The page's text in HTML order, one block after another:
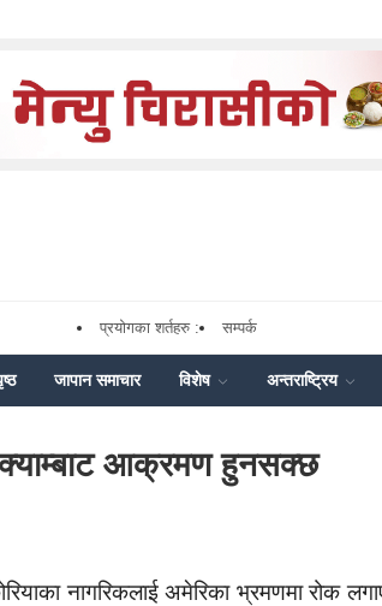
प्रयोगका शर्तहरु : सम्पर्क
जापान समाचार विशेष अन्तराष्ट्रिय
आक्रमण हुनसक्छ
नागरिकलाई अमेरिका भ्रमणमा रोक